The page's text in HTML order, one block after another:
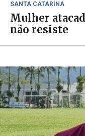
SANTA CATARINA
Mulher
não resiste